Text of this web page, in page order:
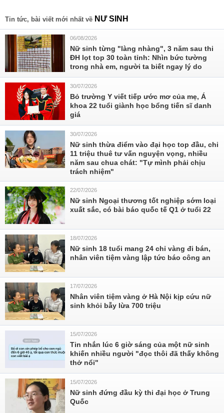
Tin tức, bài viết mới nhất về NƯ SINH
06/08/2026
Nữ sinh từng "làng nhàng", 3 năm sau thi
ĐH lọt top 30 toàn tỉnh: Nhìn bức tường
trong nhà em, người ta biết ngay lý do
30/07/2026
Bỏ trường Y viết tiếp ước mơ của mẹ, Á
khoa 22 tuổi giành học bổng tiến sĩ danh
giá
30/07/2026
Nữ sinh thừa điểm vào đại học top đầu, chi
11 triệu thuê tư vấn nguyện vọng, nhiều
năm sau chua chát: "Tự mình phải chịu
trách nhiệm"
22/07/2026
Nữ sinh Ngoại thương tốt nghiệp sớm loại
xuất sắc, có bài báo quốc tế Q1 ở tuổi 22
18/07/2026
Nữ sinh 18 tuổi mang 24 chỉ vàng đi bán,
nhân viên tiệm vàng lập tức báo công an
17/07/2026
Nhân viên tiệm vàng ở Hà Nội kịp cứu nữ
sinh khỏi bẫy lừa 700 triệu
15/07/2026
Tin nhắn lúc 6 giờ sáng của một nữ sinh
khiến nhiều người "đọc thôi đã thấy không
thở nổi"
15/07/2026
Nữ sinh đứng đầu kỳ thi đại học ở Trung
Quốc